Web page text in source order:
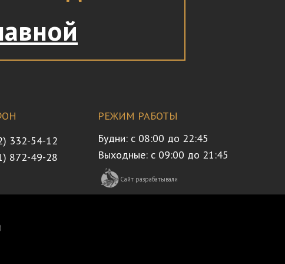
332-54-12
872-49-28
РЕЖИМ РАБОТЫ
Будни: с 08:00 до 22:45
Выходные: с 09:00 до 21:45
Сайт разрабатывали